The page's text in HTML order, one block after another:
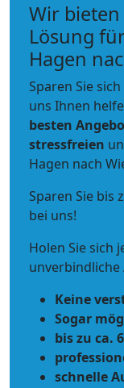
Wir
Lösung
Hagen
Sparen Sie
uns Ihnen
besten
stressfreien
Hagen nach
Sparen Sie bis
bei uns!
Holen Sie sich
unverbindliche
Keine
Sogar
bis zu ca.
schnelle